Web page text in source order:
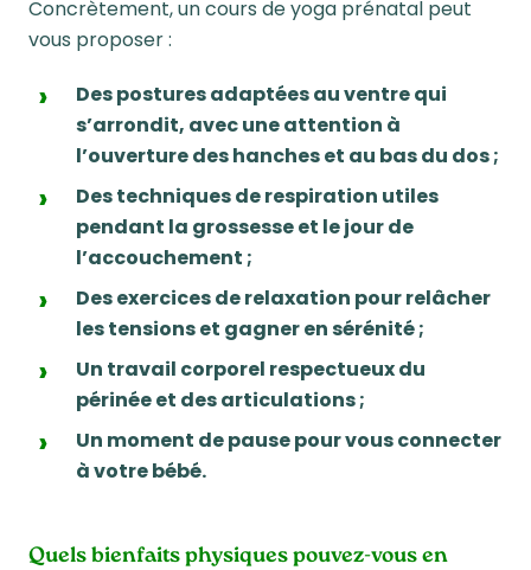
Concrètement, un cours de yoga prénatal peut
vous proposer :
Des postures adaptées au ventre qui
s’arrondit, avec une attention à
l’ouverture des hanches et au bas du dos ;
Des techniques de respiration utiles
pendant la grossesse et le jour de
l’accouchement ;
Des exercices de relaxation pour relâcher
les tensions et gagner en sérénité ;
Un travail corporel respectueux du
périnée et des articulations ;
Un moment de pause pourvous connecter
à votre bébé.
Quels bienfaits physiques pouvez-vous en